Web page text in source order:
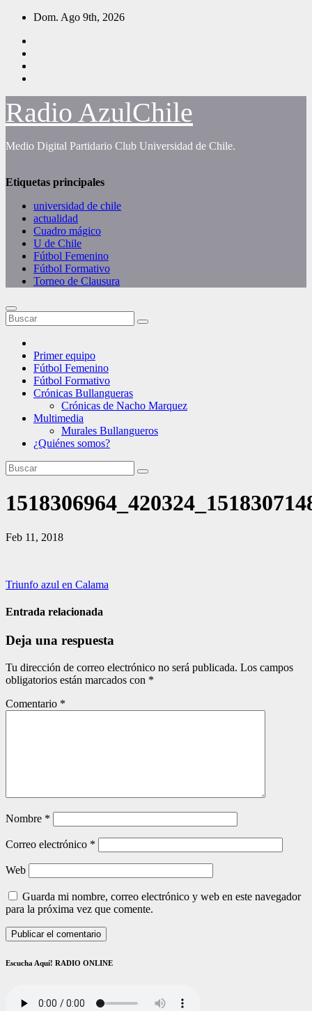
Saltar
contenido
Dom. Ago 9th, 2026
Radio AzulChile
Medio Digital Partidario Club Universidad de Chile.
Etiquetas principales
universidad de chile
actualidad
Cuadro mágico
U de Chile
Fútbol Femenino
Fútbol Formativo
Torneo de Clausura
Primer equipo
Fútbol Femenino
Fútbol Formativo
Crónicas Bullangueras
Crónicas de Nacho Marquez
Multimedia
Murales Bullangueros
¿Quiénes somos?
Feb 11, 2018
Navegación
de
Triunfo azul en Calama
Entrada relacionada
Deja una respuesta
Tu dirección de correo electrónico no será publicada. Los campos
obligatorios están marcados con *
Comentario *
Nombre *
Correo electrónico *
Web
Guarda mi nombre, correo electrónico y web en este navegador
para la próxima vez que comente.
Escucha Aquí! RADIO ONLINE